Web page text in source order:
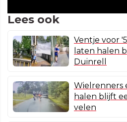
Lees ook
Ventje voor
laten halen
Duinrell
Wielrenners
halen blijft
velen